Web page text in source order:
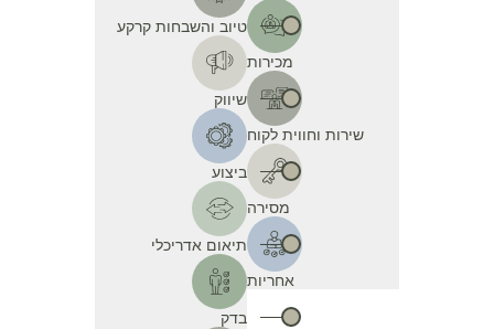
מכירות
שירות וחווית לקוח
מסירה
אחריות
טיוב והשבחות קרקע
שיווק
ביצוע
תיאום אדריכלי
בדק